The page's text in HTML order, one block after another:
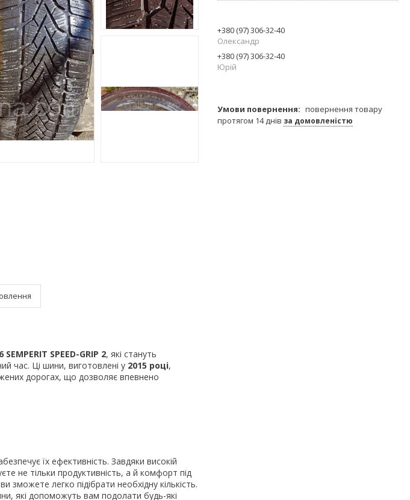
SPEED-GRIP 2, які стануть
час. Ці шини, виготовлені у 2015 році,
дорогах, що дозволяє впевнено
їх ефективність. Завдяки високій
не тільки продуктивність, а й комфорт під
легко підібрати необхідну кількість.
які допоможуть вам подолати будь-які
+380 (97) 306-32-40
Олександр
+380 (97) 306-32-40
Юрій
повернення товару
протягом 14 днів за домовленістю